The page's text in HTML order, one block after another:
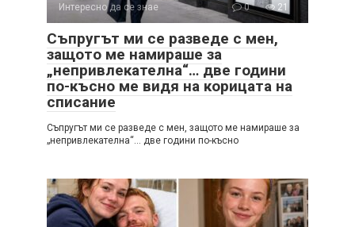
Интересно да се знае 0 21
Съпругът ми се разведе с мен,
защото ме намираше за
„непривлекателна“… две години
по-късно ме видя на корицата на
списание
Съпругът ми се разведе с мен, защото ме намираше за
„непривлекателна“… две години по-късно